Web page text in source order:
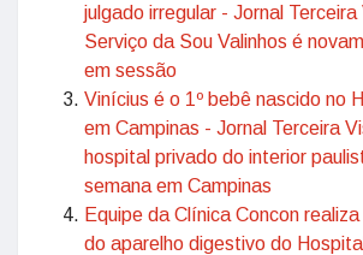
julgado irregular - Jornal Terceira
Serviço da Sou Valinhos é
em sessão
Vinícius é o 1º bebê nascido no
em Campinas - Jornal Terceira
hospital privado do interior
semana em Campinas
Equipe da Clínica Concon
do aparelho digestivo do